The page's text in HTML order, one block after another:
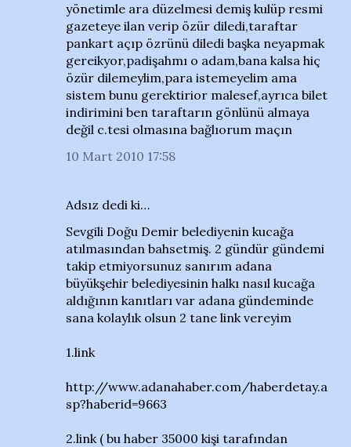
yönetimle ara düzelmesi demiş kulüp resmi
gazeteye ilan verip özür diledi,taraftar
pankart açıp özrünü diledi başka neyapmak
gereikyor,padişahmı o adam,bana kalsa hiç
özür dilemeylim,para istemeyelim ama
sistem bunu gerektirior malesef,ayrıca bilet
indirimini ben taraftarın gönlünü almaya
değil c.tesi olmasına bağlıorum maçın
10 Mart 2010 17:58
Adsız dedi ki…
Sevgili Doğu Demir belediyenin kucağa
atılmasından bahsetmiş. 2 gündür gündemi
takip etmiyorsunuz sanırım adana
büyükşehir belediyesinin halkı nasıl kucağa
aldığının kanıtları var adana gündeminde
sana kolaylık olsun 2 tane link vereyim
1.link
http://www.adanahaber.com/haberdetay.a
sp?haberid=9663
2.link ( bu haber 35000 kişi tarafından